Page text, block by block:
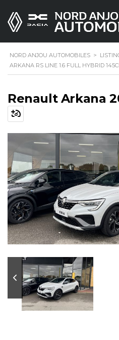
NORD ANJOU AUTOMOBILES >
ARKANA RS LINE 1.6 FULL HYBRID
Renault Arkana